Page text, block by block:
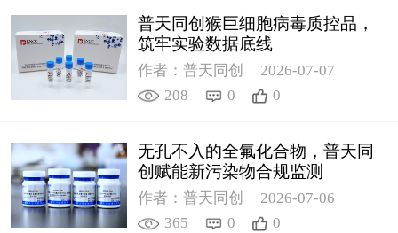
普天同创猴巨细胞病毒质控品，
筑牢实验数据底线
作者：普天同创
2026-07-07
208
0 0
无孔不入的全氟化合物，普天同
创赋能新污染物合规监测
作者：普天同创
2026-07-06
365
0 0